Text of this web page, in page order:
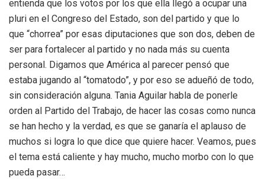
entienda que los votos por los que ella llegó a ocupar una
pluri en el Congreso del Estado, son del partido y que lo
que “chorrea” por esas diputaciones que son dos, deben de
ser para fortalecer al partido y no nada más su cuenta
personal. Digamos que América al parecer pensó que
estaba jugando al “tomatodo”, y por eso se adueñó de todo,
sin consideración alguna. Tania Aguilar habla de ponerle
orden al Partido del Trabajo, de hacer las cosas como nunca
se han hecho y la verdad, es que se ganaría el aplauso de
muchos si logra lo que dice que quiere hacer. Veamos, pues
el tema está caliente y hay mucho, mucho morbo con lo que
pueda pasar…